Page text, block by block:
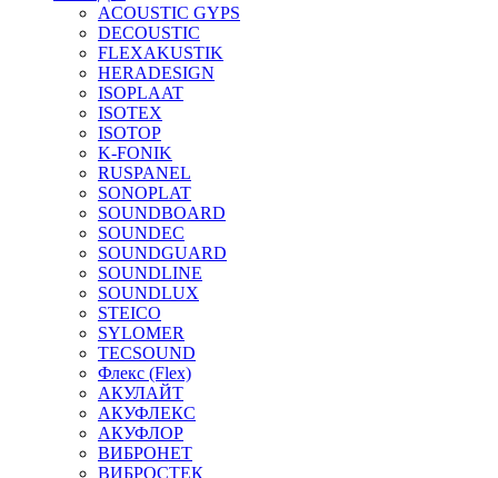
ACOUSTIC GYPS
DECOUSTIC
FLEXAKUSTIK
HERADESIGN
ISOPLAAT
ISOTEX
ISOTOP
K-FONIK
RUSPANEL
SONOPLAT
SOUNDBOARD
SOUNDEC
SOUNDGUARD
SOUNDLINE
SOUNDLUX
STEICO
SYLOMER
TECSOUND
Флекс (Flex)
АКУЛАЙТ
АКУФЛЕКС
АКУФЛОР
ВИБРОНЕТ
ВИБРОСТЕК